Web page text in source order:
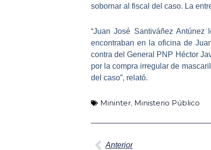
sobornar al fiscal del caso. La
“Juan José Santiváñez
encontraban en la oficina de
contra del General PNP Héctor
por la compra irregular de
del caso”, relató.
Mininter, Ministerio Público
Anterior